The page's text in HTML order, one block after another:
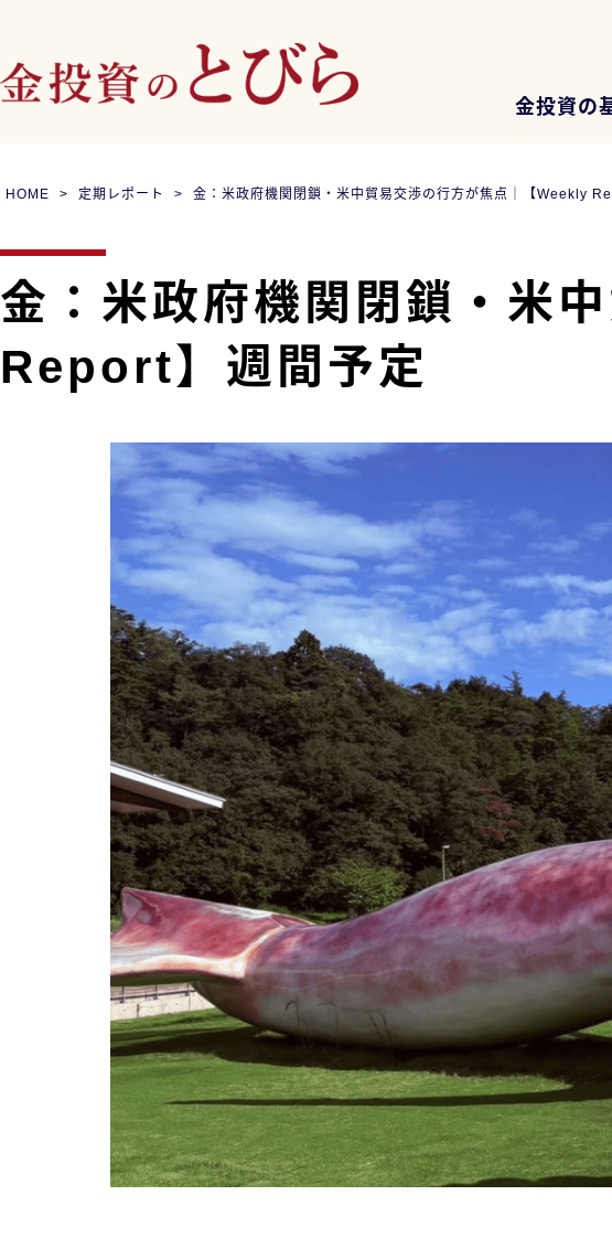
金投資の
HOME 定期レポート 金：米政府機関閉鎖・米中貿易交渉の行方が焦点｜【Weekly
金：米政府機関閉鎖・米
Report】週間予定